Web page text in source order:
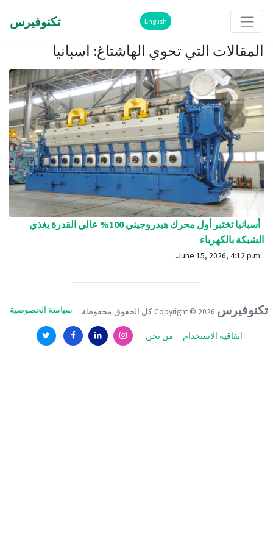
English تكنوفيرس
المقالات التي تحوي الهاشتاغ: اسبانيا
أسبانيا تختبر أول محرك هيدروجيني 100% عالي القدرة يغذي
الشبكة بالكهرباء
تكنوفيرس 2026 كل الحقوق محفوظة سياسة الخصوصية
اتفاقية الاستخدام من نحن